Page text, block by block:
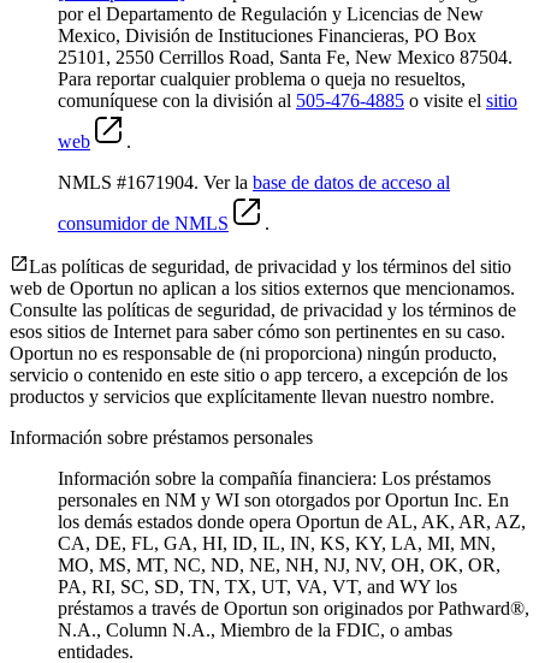
por el Departamento de Regulación y Licencias de New
Mexico, División de Instituciones Financieras, PO Box
25101, 2550 Cerrillos Road, Santa Fe, New Mexico 87504.
Para reportar cualquier problema o queja no resueltos,
comuníquese con la división al 505-476-4885 o visite el sitio
web
.
NMLS #1671904. Ver la base de datos de acceso al
consumidor de NMLS
.
Las políticas de seguridad, de privacidad y los términos del sitio
web de Oportun no aplican a los sitios externos que mencionamos.
Consulte las políticas de seguridad, de privacidad y los términos de
esos sitios de Internet para saber cómo son pertinentes en su caso.
Oportun no es responsable de (ni proporciona) ningún producto,
servicio o contenido en este sitio o app tercero, a excepción de los
productos y servicios que explícitamente llevan nuestro nombre.
Información sobre préstamos personales
Información sobre la compañía financiera: Los préstamos
personales en NM y WI son otorgados por Oportun Inc. En
los demás estados donde opera Oportun de AL, AK, AR, AZ,
CA, DE, FL, GA, HI, ID, IL, IN, KS, KY, LA, MI, MN,
MO, MS, MT, NC, ND, NE, NH, NJ, NV, OH, OK, OR,
PA, RI, SC, SD, TN, TX, UT, VA, VT, and WY los
préstamos a través de Oportun son originados por Pathward®,
N.A., Column N.A., Miembro de la FDIC, o ambas
entidades.